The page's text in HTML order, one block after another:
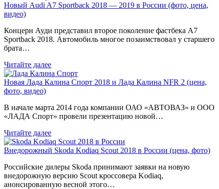
Новый Audi A7 Sportback 2018 — 2019 в России (фото, цена,
видео)
Концерн Ауди представил второе поколение фастбека A7
Sportback 2018. Автомобиль многое позаимствовал у старшего
брата…
Читайте далее
Новая Лада Калина Спорт 2018 и Лада Калина NFR 2 (цена,
фото, видео)
В начале марта 2014 года компании ОАО «АВТОВАЗ» и ООО
«ЛАДА Спорт» провели презентацию новой…
Читайте далее
Внедорожный Skoda Kodiaq Scout 2018 в России (цена, фото)
Российские дилеры Skoda принимают заявки на новую
внедорожную версию Scout кроссовера Kodiaq,
анонсированную весной этого…